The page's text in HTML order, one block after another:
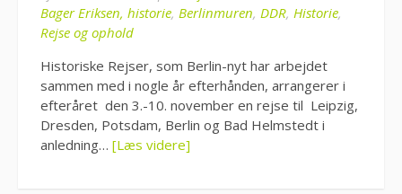
Bager Eriksen, historie, Berlinmuren, DDR, Historie,
Rejse og ophold
Historiske Rejser, som Berlin-nyt har arbejdet
sammen med i nogle år efterhånden, arrangerer i
efteråret den 3.-10. november en rejse til Leipzig,
Dresden, Potsdam, Berlin og Bad Helmstedt i
anledning… [Læs videre]